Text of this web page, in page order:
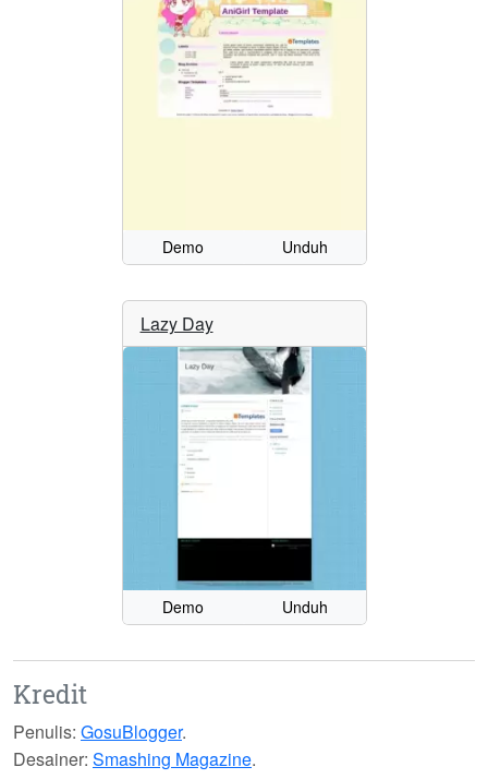
Demo Unduh
Lazy Day
Demo Unduh
Kredit
Penulis: GosuBlogger.
Desainer: Smashing Magazine.